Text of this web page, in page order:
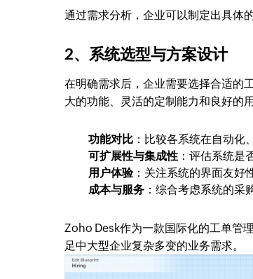
通过需求分析，企业可以制定出具体
2、系统选型与方案设计
在明确需求后，企业需要选择合适的
大的功能、灵活的定制能力和良好的
功能对比 ：比较各系统在自动化
可扩展性与集成性 ：评估系统是
用户体验：关注系统的界面友好
成本与服务 ：综合考虑系统的采
Zoho Desk作为一款国际化的工单管
足中大型企业复杂多变的业务需求。